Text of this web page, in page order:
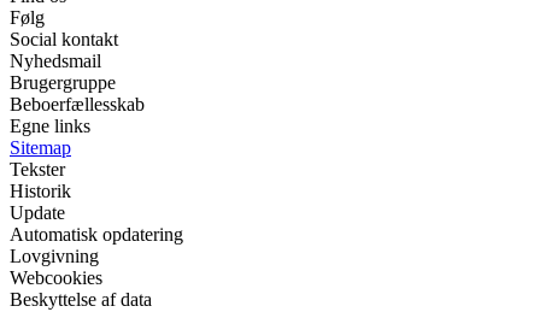
Følg
Social kontakt
Nyhedsmail
Brugergruppe
Beboerfællesskab
Egne links
Sitemap
Tekster
Historik
Update
Automatisk opdatering
Lovgivning
Webcookies
Beskyttelse af data